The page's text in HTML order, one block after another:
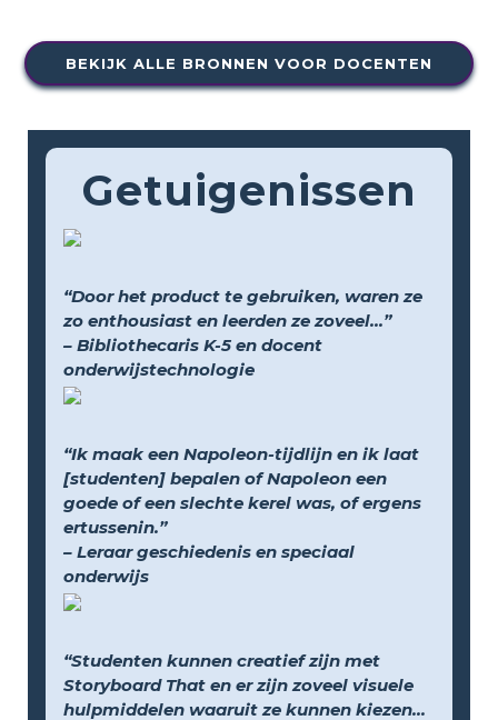
BEKIJK ALLE BRONNEN VOOR DOCENTEN
Getuigenissen
“Door het product te gebruiken, waren ze
zo enthousiast en leerden ze zoveel...”
– Bibliothecaris K-5 en docent
onderwijstechnologie
“Ik maak een Napoleon-tijdlijn en ik laat
[studenten] bepalen of Napoleon een
goede of een slechte kerel was, of ergens
ertussenin.”
– Leraar geschiedenis en speciaal
onderwijs
“Studenten kunnen creatief zijn met
Storyboard That en er zijn zoveel visuele
hulpmiddelen waaruit ze kunnen kiezen...